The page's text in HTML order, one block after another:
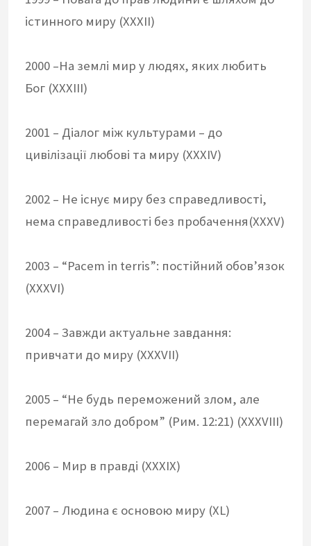
істинного миру (XXXII)
2000 –На землі мир у людях, яких любить
Бог (XXXIII)
2001 – Діалог між культурами – до
цивілізації любові та миру (XXXIV)
2002 – Не існує миру без справедливості,
нема справедливості без пробачення(XXXV)
2003 – “Pacem in terris”: постійний обов’язок
(XXXVI)
2004 – Завжди актуальне завдання:
привчати до миру (XXXVII)
2005 – “Не будь переможений злом, але
перемагай зло добром” (Рим. 12:21) (XXXVIII)
2006 – Мир в правді (XXXIX)
2007 – Людина є основою миру (XL)